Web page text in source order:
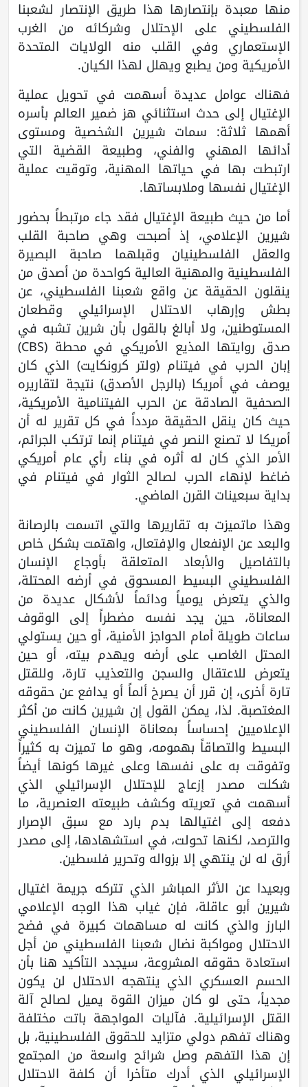
منها معبدة بإنتصارها هذا طريق الإنتصار لشعبنا
الفلسطيني على الإحتلال وشركائه من الغرب
الإستعماري وفي القلب منه الولايات المتحدة
الأمريكية ومن يطبع ويهلل لهذا الكيان.
فهناك عوامل عديدة أسهمت في تحويل عملية
الإغتيال إلى حدث استثنائي هز ضمير العالم بأسره
أهمها ثلاثة: سمات شيرين الشخصية ومستوى
أدائها المهني والفني، وطبيعة القضية التي
ارتبطت بها في حياتها المهنية، وتوقيت عملية
الإغتيال نفسها وملابساتها.
أما من حيث طبيعة الإغتيال فقد جاء مرتبطاً بحضور
شيرين الإعلامي، إذ أصبحت وهي صاحبة القلب
والعقل الفلسطينيان وقبلهما صاحبة البصيرة
الفلسطينية والمهنية العالية كواحدة من أصدق من
ينقلون الحقيقة عن واقع شعبنا الفلسطيني، عن
بطش وإرهاب الاحتلال الإسرائيلي وقطعان
المستوطنين، ولا أبالغ بالقول بأن شرين تشبه في
صدق روايتها المذيع الأمريكي في محطة (CBS)
إبان الحرب في فيتنام (ولتر كرونكايت) الذي كان
يوصف في أمريكا (بالرجل الأصدق) نتيجة لتقاريره
الصحفية الصادقة عن الحرب الفيتنامية الأمريكية،
حيث كان ينقل الحقيقة مردداً في كل تقرير له أن
أمريكا لا تصنع النصر في فيتنام إنما ترتكب الجرائم،
الأمر الذي كان له أثره في بناء رأي عام أمريكي
ضاغط لإنهاء الحرب لصالح الثوار في فيتنام في
بداية سبعينات القرن الماضي.
وهذا ماتميزت به تقاريرها والتي اتسمت بالرصانة
والبعد عن الإنفعال والإفتعال، واهتمت بشكل خاص
بالتفاصيل والأبعاد المتعلقة بأوجاع الإنسان
الفلسطيني البسيط المسحوق في أرضه المحتلة،
والذي يتعرض يومياً ودائماً لأشكال عديدة من
المعاناة، حين يجد نفسه مضطراً إلى الوقوف
ساعات طويلة أمام الحواجز الأمنية، أو حين يستولي
المحتل الغاصب على أرضه ويهدم بيته، أو حين
يتعرض للاعتقال والسجن والتعذيب تارة، وللقتل
تارة أخرى، إن قرر أن يصرخ ألماً أو يدافع عن حقوقه
المغتصبة. لذا، يمكن القول إن شيرين كانت من أكثر
الإعلاميين إحساساً بمعاناة الإنسان الفلسطيني
البسيط والتصاقاً بهمومه، وهو ما تميزت به كثيراً
وتفوقت به على نفسها وعلى غيرها كونها أيضاً
شكلت مصدر إزعاج للإحتلال الإسرائيلي الذي
أسهمت في تعريته وكشف طبيعته العنصرية، ما
دفعه إلى اغتيالها بدم بارد مع سبق الإصرار
والترصد، لكنها تحولت، في استشهادها، إلى مصدر
أرق له لن ينتهي إلا بزواله وتحرير فلسطين.
وبعيدا عن الأثر المباشر الذي تتركه جريمة اغتيال
شيرين أبو عاقلة، فإن غياب هذا الوجه الإعلامي
البارز والذي كانت له مساهمات كبيرة في فضح
الاحتلال ومواكبة نضال شعبنا الفلسطيني من أجل
استعادة حقوقه المشروعة، سيجدد التأكيد هنا بأن
الحسم العسكري الذي ينتهجه الاحتلال لن يكون
مجديأ، حتى لو كان ميزان القوة يميل لصالح آلة
القتل الإسرائيلية. فآليات المواجهة باتت مختلفة
وهناك تفهم دولي متزايد للحقوق الفلسطينية، بل
إن هذا التفهم وصل شرائح واسعة من المجتمع
الإسرائيلي الذي أدرك متأخرا أن كلفة الاحتلال